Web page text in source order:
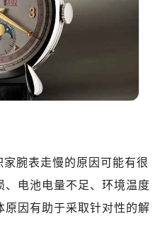
腕表走慢的原因可能有很
、电池电量不足、环境温度
原因有助于采取针对性的解